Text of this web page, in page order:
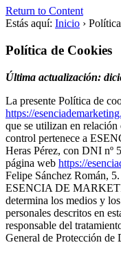
Return to Content
Estás aquí: Inicio ›
Polí­tica de Cookies
Última actualización:
La presente Política de
https://
que se utilizan en
control pertenece a
Heras Pérez, con DNI nº
página web https://
Felipe Sánchez Román,
ESENCIA DE
determina los medios y
personales descritos en
responsable del
General de Protección de